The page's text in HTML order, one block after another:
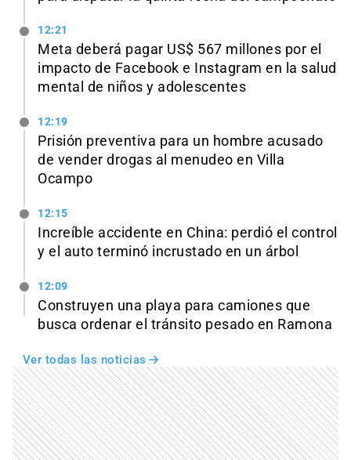
12:21
Meta deberá pagar US$ 567 millones por el
impacto de Facebook e Instagram en la salud
mental de niños y adolescentes
12:19
Prisión preventiva para un hombre acusado
de vender drogas al menudeo en Villa
Ocampo
12:15
Increíble accidente en China: perdió el control
y el auto terminó incrustado en un árbol
12:09
Construyen una playa para camiones que
busca ordenar el tránsito pesado en Ramona
Ver todas las noticias